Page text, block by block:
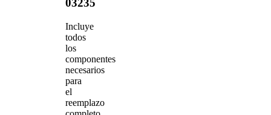
03235
Incluye
todos
los
componentes
necesarios
para
el
reemplazo